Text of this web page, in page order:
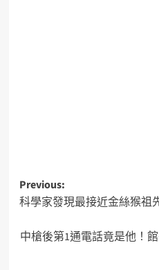
Previous:
科學家發現最接近金絲猴祖
中槍後第1通電話竟是他！